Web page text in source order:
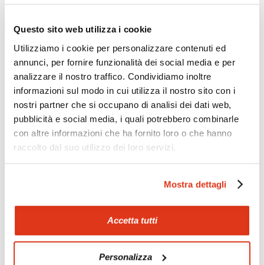
Questo sito web utilizza i cookie
Utilizziamo i cookie per personalizzare contenuti ed
annunci, per fornire funzionalità dei social media e per
analizzare il nostro traffico. Condividiamo inoltre
informazioni sul modo in cui utilizza il nostro sito con i
nostri partner che si occupano di analisi dei dati web,
pubblicità e social media, i quali potrebbero combinarle
con altre informazioni che ha fornito loro o che hanno
raccolto dal suo utilizzo dei loro servizi.
Mostra dettagli
Accetta tutti
Personalizza
Zoom
Offerte
richiesta
Scopri i prezzi »
Condividi con gli altri viaggiatori le tue esperienze e scambia
Visita la nostra pagina Facebook